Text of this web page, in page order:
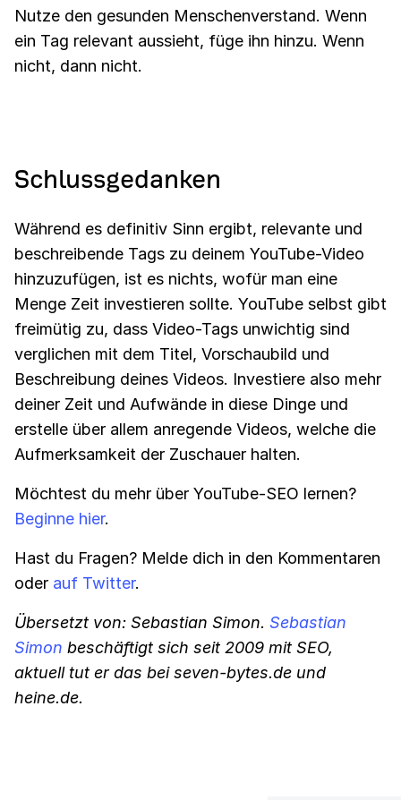
Nutze den gesunden Menschenverstand. Wenn
ein Tag relevant aussieht, füge ihn hinzu. Wenn
nicht, dann nicht.
Schlussgedanken
Während es definitiv Sinn ergibt, relevante und
beschreibende Tags zu deinem YouTube-Video
hinzuzufügen, ist es nichts, wofür man eine
Menge Zeit investieren sollte. YouTube selbst gibt
freimütig zu, dass Video-Tags unwichtig sind
verglichen mit dem Titel, Vorschaubild und
Beschreibung deines Videos. Investiere also mehr
deiner Zeit und Aufwände in diese Dinge und
erstelle über allem anregende Videos, welche die
Aufmerksamkeit der Zuschauer halten.
Möchtest du mehr über YouTube-SEO lernen?
Beginne hier.
Hast du Fragen? Melde dich in den Kommentaren
oder auf Twitter.
Übersetzt von: Sebastian Simon. Sebastian
Simon beschäftigt sich seit 2009 mit SEO,
aktuell tut er das bei seven-bytes.de und
heine.de.